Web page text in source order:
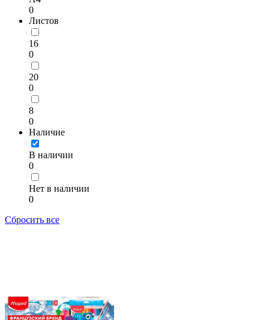
0
Листов
16
0
20
0
8
0
Наличие
В наличии
0
Нет в наличии
0
Сбросить все